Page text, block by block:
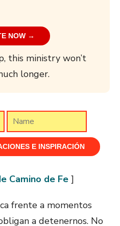
NOW →
this ministry won’t
longer.
Camino de Fe]
frente a momentos
a detenernos. No